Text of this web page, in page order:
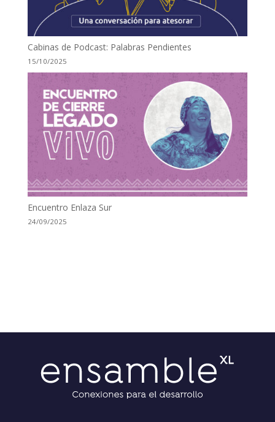
Cabinas de Podcast: Palabras Pendientes
15/10/2025
Encuentro Enlaza Sur
24/09/2025